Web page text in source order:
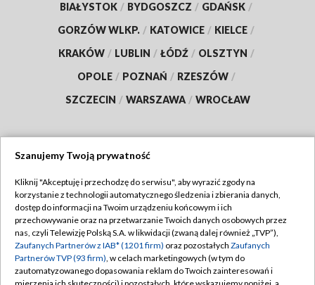
BIAŁYSTOK / BYDGOSZCZ / GDAŃSK /
GORZÓW WLKP. / KATOWICE / KIELCE /
KRAKÓW / LUBLIN / ŁÓDŹ / OLSZTYN /
OPOLE / POZNAŃ / RZESZÓW /
SZCZECIN / WARSZAWA / WROCŁAW
TVP
Abonament TVP
Emisja w TVP
Centrum informacji TVP
Regulamin TVP
Polityka prywatności
Moje zgody
Szanujemy Twoją prywatność
Kliknij "Akceptuję i przechodzę do serwisu", aby wyrazić zgody na
korzystanie z technologii automatycznego śledzenia i zbierania danych,
dostęp do informacji na Twoim urządzeniu końcowym i ich
przechowywanie oraz na przetwarzanie Twoich danych osobowych przez
nas, czyli Telewizję Polską S.A. w likwidacji (zwaną dalej również „TVP”),
Zaufanych Partnerów z IAB* (1201 firm) oraz pozostałych Zaufanych
Partnerów TVP (93 firm), w celach marketingowych (w tym do
zautomatyzowanego dopasowania reklam do Twoich zainteresowań i